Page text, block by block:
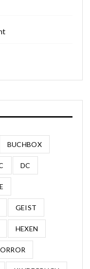
BUCHBOX
DC
GEIST
HEXEN